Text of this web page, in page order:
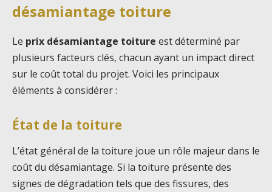
désamiantage toiture
Le prix désamiantage toiture est déterminé par
plusieurs facteurs clés, chacun ayant un impact direct
sur le coût total du projet. Voici les principaux
éléments à considérer :
État de la toiture
L’état général de la toiture joue un rôle majeur dans le
coût du désamiantage. Si la toiture présente des
signes de dégradation tels que des fissures, des